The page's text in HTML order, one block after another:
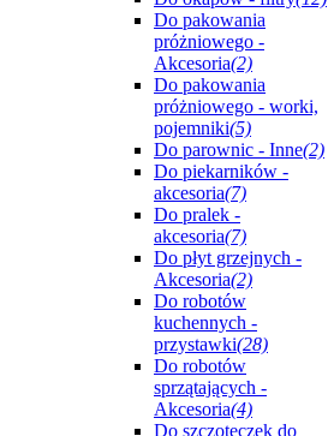
Do pakowania
próżniowego -
Akcesoria(2)
Do pakowania
próżniowego - worki,
pojemniki(5)
Do parownic - Inne(2)
Do piekarników -
akcesoria(7)
Do pralek -
akcesoria(7)
Do płyt grzejnych -
Akcesoria(2)
Do robotów
kuchennych -
przystawki(28)
Do robotów
sprzątających -
Akcesoria(4)
Do szczoteczek do